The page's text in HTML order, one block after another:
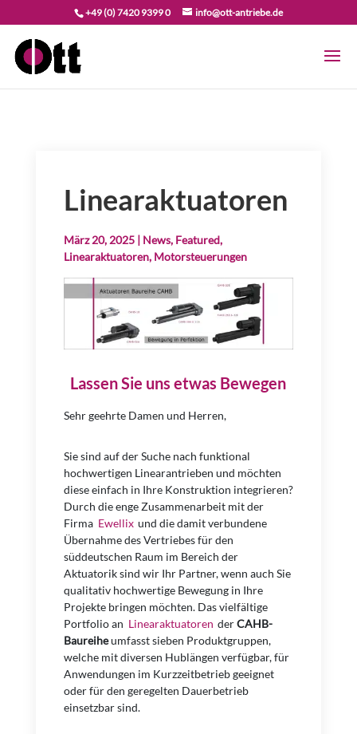
+49 (0) 7420 9399 0 info@ott-antriebe.de
Linearaktuatoren
März 20, 2025| News, Featured,
Linearaktuatoren, Motorsteuerungen
Lassen Sie uns etwas Bewegen
Sehr geehrte Damen und Herren,
Sie sind auf der Suche nach funktional
hochwertigen Linearantrieben und möchten
diese einfach in Ihre Konstruktion integrieren?
Durch die enge Zusammenarbeit mit der
Firma Ewellix und die damit verbundene
Übernahme des Vertriebes für den
süddeutschen Raum im Bereich der
Aktuatorik sind wir Ihr Partner, wenn auch Sie
qualitativ hochwertige Bewegung in Ihre
Projekte bringen möchten. Das vielfältige
Portfolio an Linearaktuatoren derCAHB-
Baureiheumfasst sieben Produktgruppen,
welche mit diversen Hublängen verfügbar, für
Anwendungen im Kurzzeitbetrieb geeignet
oder für den geregelten Dauerbetrieb
einsetzbar sind.